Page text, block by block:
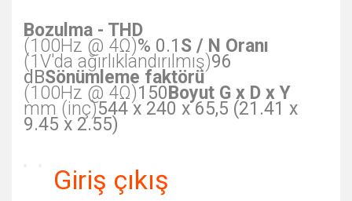
Bozulma - THD
(100Hz @ 4Ω)% 0.1 S / N Oranı
(1V'da ağırlıklandırılmış)96
dBSönümleme faktörü
(100Hz @ 4Ω)150 Boyut G x D x Y
mm (inç)544 x 240 x 65,5 (21.41 x
9.45 x 2.55)
Giriş çıkış